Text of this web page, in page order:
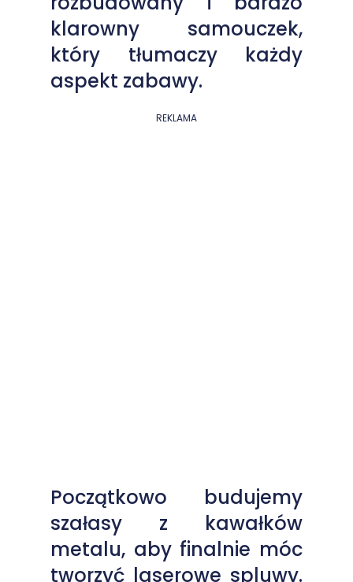
klarowny samouczek,
który tłumaczy każdy
aspekt zabawy.
REKLAMA
Początkowo budujemy
szałasy z kawałków
metalu, aby finalnie móc
tworzyć laserowe spluwy.